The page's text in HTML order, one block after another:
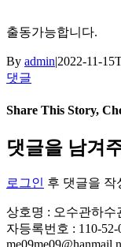
출동가능합니다.
By admin|2022-11-
댓글
Share This Story,
Facebook
X
Reddit
LinkedIn
Tumblr
Pinterest
Vk
이
메
댓글을 남겨
로그인 후 댓글을 작
상호명 : 오수관하수
자등록번호 : 110-